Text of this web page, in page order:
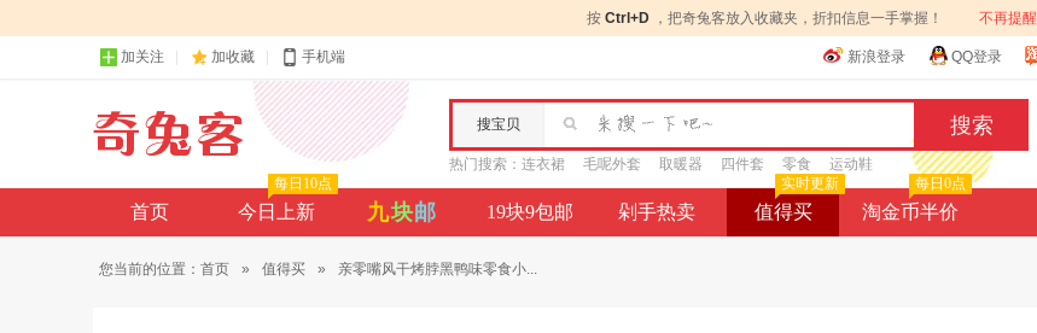
按 Ctrl+D ，把奇兔客放入收藏夹，折扣信息一手掌握！ 不再提醒
加关注 加收藏 手机端 新浪登录 QQ登录
搜宝贝
热门搜索： 连衣裙 毛呢外套 取暖器 四件套 零食 运动鞋
首页 今日上新
每日10点
九块邮 19块9包邮 剁手热卖 值得买
实时更新
淘金币半价
每日0点
您当前的位置： 首页 » 值得买 » 亲零嘴风干烤脖黑鸭味零食小...